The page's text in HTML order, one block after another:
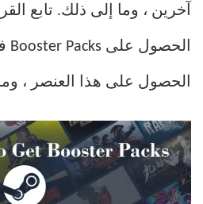
آخرين ، وما إلى ذلك. تابع
الحصول على Booster Packs في
الحصول على هذا العنصر ،